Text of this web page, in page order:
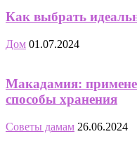
Как выбрать
Дом 01.07.2024
Макадамия:
способы хранения
Советы дамам 26.06.2024